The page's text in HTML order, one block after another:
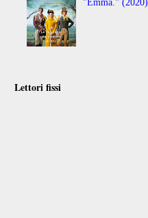
"Emma." (2020)
Lettori fissi